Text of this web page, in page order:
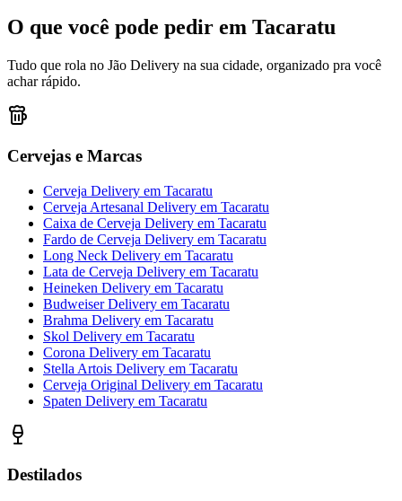
O que você pode pedir em Tacaratu
Tudo que rola no Jão Delivery na sua cidade, organizado pra você
achar rápido.
Cervejas e Marcas
Cerveja Delivery em Tacaratu
Cerveja Artesanal Delivery em Tacaratu
Caixa de Cerveja Delivery em Tacaratu
Fardo de Cerveja Delivery em Tacaratu
Long Neck Delivery em Tacaratu
Lata de Cerveja Delivery em Tacaratu
Heineken Delivery em Tacaratu
Budweiser Delivery em Tacaratu
Brahma Delivery em Tacaratu
Skol Delivery em Tacaratu
Corona Delivery em Tacaratu
Stella Artois Delivery em Tacaratu
Cerveja Original Delivery em Tacaratu
Spaten Delivery em Tacaratu
Destilados